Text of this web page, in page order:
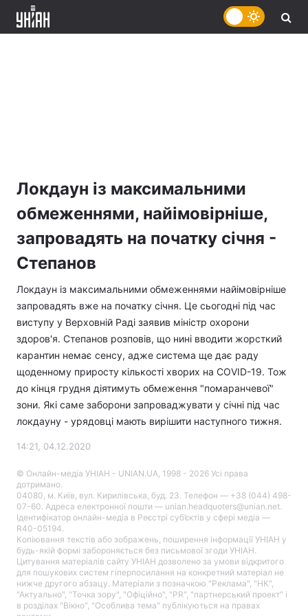
Локдаун із максимальними
обмеженнями, найімовірніше,
запровадять на початку січня -
Степанов
Локдаун із максимальними обмеженнями найімовірніше
запровадять вже на початку січня. Це сьогодні під час
виступу у Верховній Раді заявив міністр охорони
здоров'я. Степанов розповів, що нині вводити жорсткий
карантин немає сенсу, адже система ще дає раду
щоденному приросту кількості хворих на COVID-19. Тож
до кінця грудня діятимуть обмеження "помаранчевої"
зони. Які саме заборони запроваджувати у січні під час
локдауну - урядовці мають вирішити наступного тижня.
14:21, 04.12.2020
© Онлайн-медіа УНІАН - UNIAN.UA, 1998 - 2026 Усі права
дотримано.
04080, м. Київ, вул. Кирилівська, буд. 23. Телефон — +38 (044) 498-
07-60. Адреса електронної пошти — unian.headquoters@unian.net.
Ідентифікатор онлайн-медіа в Реєстрі суб’єктів у сфері медіа —
R40-05194.
Копіювання текстів або зображень, поширення інформації УНІАН у
будь-якій формі забороняється без письмової згоди УНІАН.
Цитування матеріалів сайту УНІАН дозволено за умови відкритого
для пошукових систем гіперпосилання на конкретний матеріал не
нижче другого абзацу. Матеріали з позначкою "Реклама", "НК",
"Актуально", "Точка зору", "Офіційно", "PR", "партнерський проект" і
в розділах "Вікно", "Особлива тема" публікуються на правах